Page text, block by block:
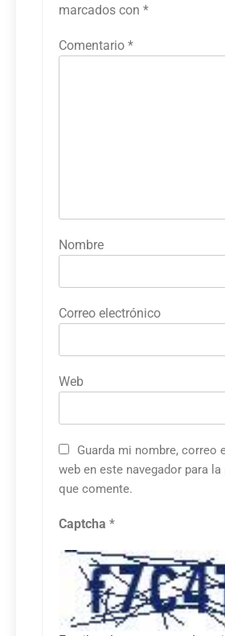
marcados con *
Comentario *
Nombre
Correo electrónico
Web
Guarda mi nombre, correo
web en este navegador para
que comente.
Captcha *